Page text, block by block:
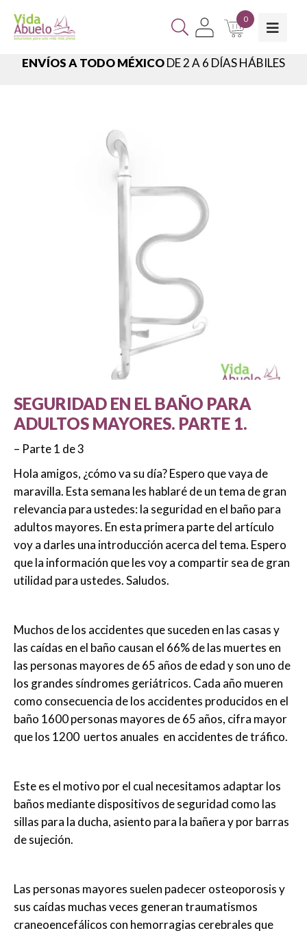
0
ENVÍOS A TODO MÉXICODE 2 A 6 DÍAS HÁBILES
SEGURIDAD EN EL BAÑO PARA
ADULTOS MAYORES. PARTE 1.
– Parte 1 de 3
Hola amigos, ¿cómo va su día? Espero que vaya de
maravilla. Esta semana les hablaré de un tema de gran
relevancia para ustedes: la seguridad en el baño para
adultos mayores. En esta primera parte del artículo
voy a darles una introducción acerca del tema. Espero
que la información que les voy a compartir sea de gran
utilidad para ustedes. Saludos.
Muchos de los accidentes que suceden en las casas y
las caídas en el baño causan el 66% de las muertes en
las personas mayores de 65 años de edad y son uno de
los grandes síndromes geriátricos. Cada año mueren
como consecuencia de los accidentes producidos en el
baño 1600 personas mayores de 65 años, cifra mayor
que los 1200 uertos anuales en accidentes de tráfico.
Este es el motivo por el cual necesitamos adaptar los
baños mediante dispositivos de seguridad como las
sillas para la ducha, asiento para la bañera y por barras
de sujeción.
Las personas mayores suelen padecer osteoporosis y
sus caídas muchas veces generan traumatismos
craneoencefálicos con hemorragias cerebrales que